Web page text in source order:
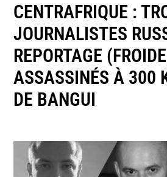
CENTRAFRIQUE :
JOURNALISTES
REPORTAGE
ASSASSINÉS À 300
DE BANGUI